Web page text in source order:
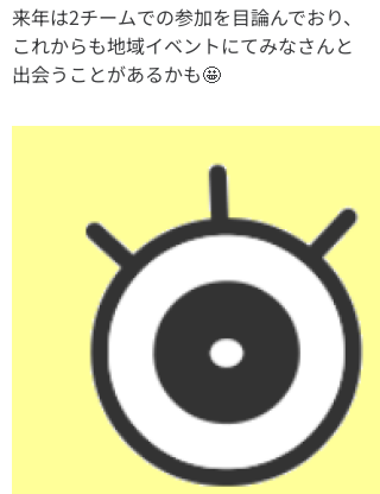
来年は2チームでの参加を目論んでおり、
これからも地域イベントにてみなさんと